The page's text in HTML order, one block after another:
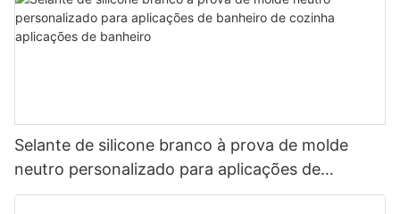
Selante de silicone branco à prova de molde
neutro personalizado para aplicações de
banheiro de cozinha aplicações de banheiro